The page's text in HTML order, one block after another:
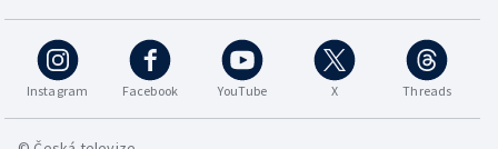
Instagram Facebook YouTube X Threads